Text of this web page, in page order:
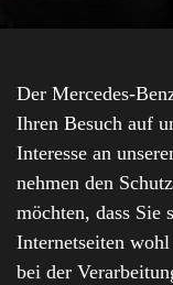
Der Mercedes-
Ihren Besuch auf
Interesse an
nehmen den
möchten, dass Sie
Internetseiten
bei der